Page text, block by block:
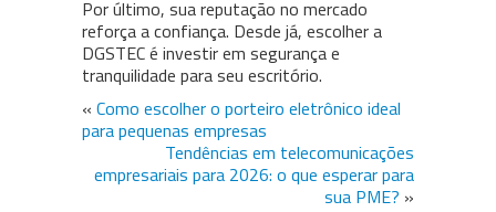
Por último, sua reputação no mercado
reforça a confiança. Desde já, escolher a
DGSTEC é investir em segurança e
tranquilidade para seu escritório.
« Como escolher o porteiro eletrônico ideal
para pequenas empresas
Tendências em telecomunicações
empresariais para 2026: o que esperar para
sua PME? »